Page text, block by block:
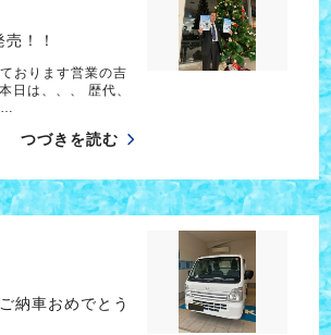
！！
おります営業の吉
日は、、、 歴代、
つづきを読む
納車おめでとう